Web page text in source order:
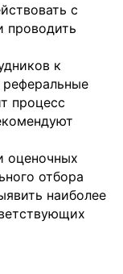
с
проводить
к
реферальные
процесс
оценочных
отбора
наиболее